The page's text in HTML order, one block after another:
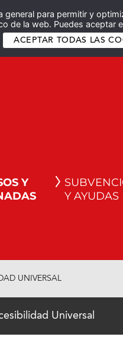
para permitir y
de la web. Puedes aceptar
ACEPTAR TODAS LAS
Y
Y AYUDAS
UNIVERSAL
Universal